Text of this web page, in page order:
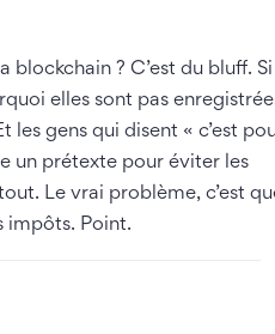
blockchain ? C’est du bluff. Si
elles sont pas
les gens qui disent « c’est
un prétexte pour éviter les
Le vrai problème, c’est
impôts. Point.